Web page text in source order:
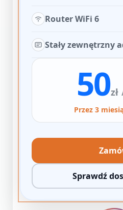
Router WiFi 6
Stały zewnętrzny
50zł
Przez 3
Sprawdź